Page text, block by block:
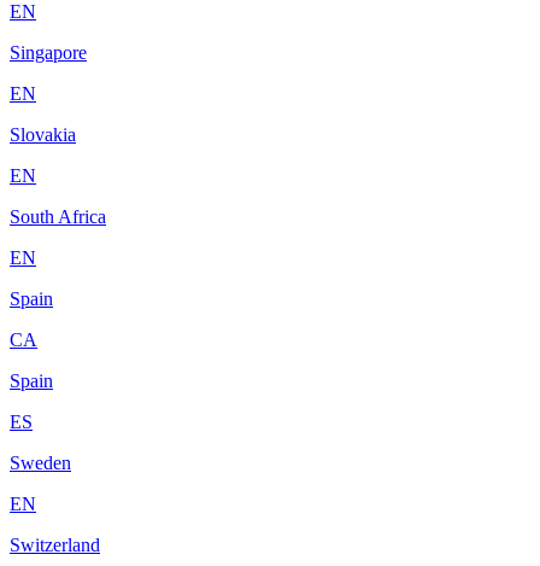
EN
Singapore
EN
Slovakia
EN
South Africa
EN
Spain
CA
Spain
ES
Sweden
EN
Switzerland